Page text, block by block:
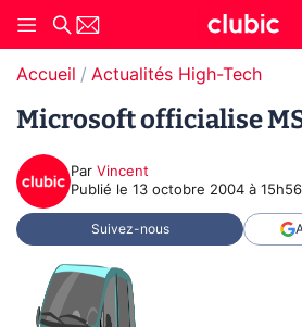
Accueil Actualités High-Tech
Microsoft officialise
Par Vincent
Publié le 13 octobre 2004 à 15h56
Suivez-nous